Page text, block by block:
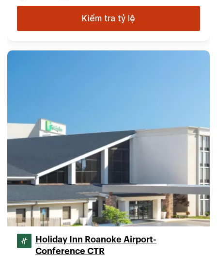
Kiểm tra tỷ lệ
Holiday Inn Roanoke Airport-
Conference CTR